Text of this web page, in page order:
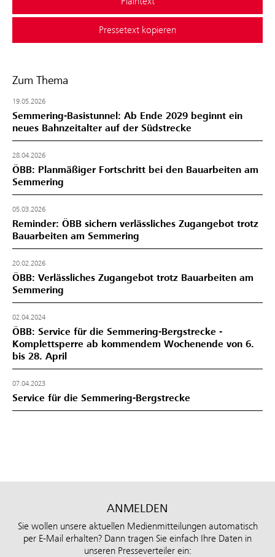
Pressetext kopieren
Zum Thema
19.05.2026
Semmering-Basistunnel: Ab Ende 2029 beginnt ein
neues Bahnzeitalter auf der Südstrecke
28.04.2026
ÖBB: Planmäßiger Fortschritt bei den Bauarbeiten am
Semmering
05.03.2026
Reminder: ÖBB sichern verlässliches Zugangebot trotz
Bauarbeiten am Semmering
20.02.2026
ÖBB: Verlässliches Zugangebot trotz Bauarbeiten am
Semmering
02.04.2024
ÖBB: Service für die Semmering-Bergstrecke -
Komplettsperre ab kommendem Wochenende von 6.
bis 28. April
07.04.2023
Service für die Semmering-Bergstrecke
ANMELDEN
Sie wollen unsere aktuellen Medienmitteilungen automatisch
per E-Mail erhalten? Dann tragen Sie einfach Ihre Daten in
unseren Presseverteiler ein: